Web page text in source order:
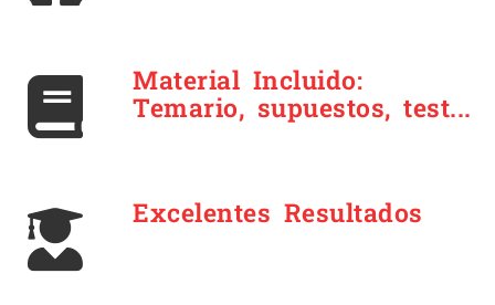
Material Incluido:
Temario, supuestos, test...
Excelentes Resultados